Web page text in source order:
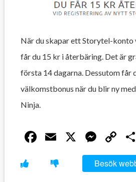
När du skapar ett Storytel-konto
får du 15 kr i återbäring. Det är
första 14 dagarna. Dessutom får
välkomstbonus när du blir ny
Ninja.
Facebook
Email
X
Besök